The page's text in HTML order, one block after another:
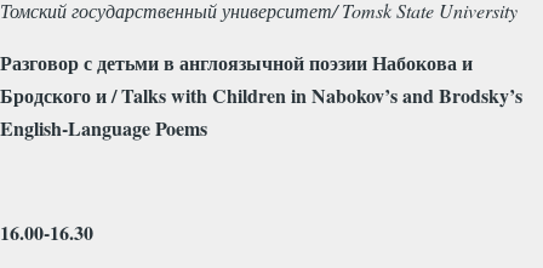
Томский государственный университет/TomskState University
Разговор с детьми в англоязычной поэзии Набокова и
Бродского и /TalkswithChildreninNabokov’sandBrodsky’s
English-LanguagePoems
16.00-16.30